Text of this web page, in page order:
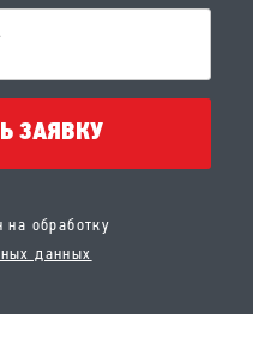
ЗАЯВКУ
на обработку
данных